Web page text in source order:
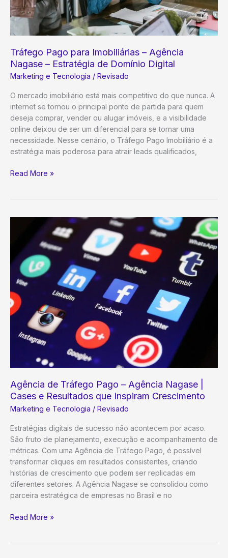
Tráfego Pago para Imobiliárias – Agência
Nagase – Estratégia de Domínio Digital
Marketing e Tecnologia / Revisado
O mercado imobiliário está mais competitivo do que nunca. A
internet se tornou o principal ponto de partida para quem
deseja comprar, vender ou alugar imóveis, e a visibilidade
online deixou de ser um diferencial para se tornar uma
necessidade. Nesse cenário, o Tráfego Pago Imobiliário é a
estratégia mais poderosa para atrair leads qualificados,
Tráfego
–
Nagase
Estratégia
Domínio
Digital
Read More »
Agência de Tráfego Pago – Agência Nagase |
Cases e Resultados que Inspiram Crescimento
Marketing e Tecnologia / Revisado
Estratégias digitais de sucesso não acontecem por acaso.
São fruto de planejamento, execução e acompanhamento de
métricas. Com uma Agência de Tráfego Pago, é possível
transformar cliques em resultados consistentes, criando
histórias de crescimento que podem ser replicadas em
diferentes setores. A Agência Nagase se consolidou como
parceira estratégica de empresas no Brasil e no
Agência
Read More »